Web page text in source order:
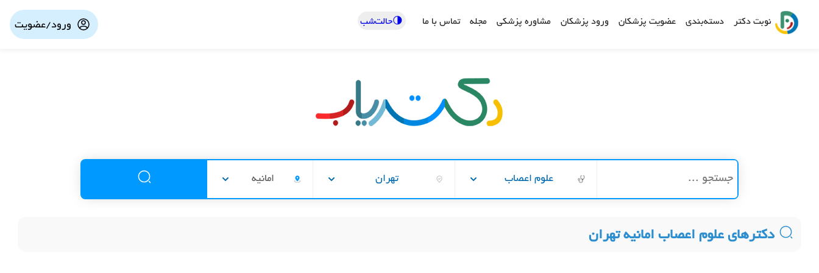
نوبت دکتر دسته‌بندی عضویت پزشکان ورود پزشکان مشاوره پزشکی مجله تماس با ما 🌗حالت‌شب ورود/عضویت
علوم اعصاب تهران امانیه
دکترهای علوم اعصاب امانیه تهران